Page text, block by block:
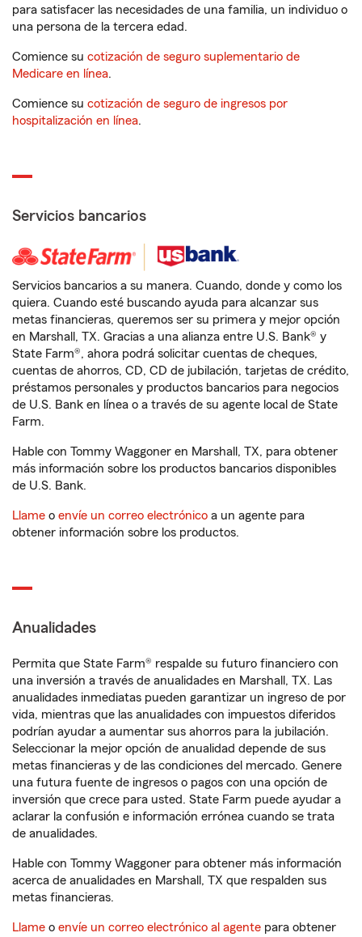
para satisfacer las necesidades de una familia, un individuo o
una persona de la tercera edad.
Comience su cotización de seguro suplementario de
Medicare en línea.
Comience su cotización de seguro de ingresos por
hospitalización en línea.
Servicios bancarios
Servicios bancarios a su manera. Cuando, donde y como los
quiera. Cuando esté buscando ayuda para alcanzar sus
metas financieras, queremos ser su primera y mejor opción
en Marshall, TX. Gracias a una alianza entre U.S. Bank® y
State Farm®, ahora podrá solicitar cuentas de cheques,
cuentas de ahorros, CD, CD de jubilación, tarjetas de crédito,
préstamos personales y productos bancarios para negocios
de U.S. Bank en línea o a través de su agente local de State
Farm.
Hable con Tommy Waggoner en Marshall, TX, para obtener
más información sobre los productos bancarios disponibles
de U.S. Bank.
Llame o envíe un correo electrónico a un agente para
obtener información sobre los productos.
Anualidades
Permita que State Farm® respalde su futuro financiero con
una inversión a través de anualidades en Marshall, TX. Las
anualidades inmediatas pueden garantizar un ingreso de por
vida, mientras que las anualidades con impuestos diferidos
podrían ayudar a aumentar sus ahorros para la jubilación.
Seleccionar la mejor opción de anualidad depende de sus
metas financieras y de las condiciones del mercado. Genere
una futura fuente de ingresos o pagos con una opción de
inversión que crece para usted. State Farm puede ayudar a
aclarar la confusión e información errónea cuando se trata
de anualidades.
Hable con Tommy Waggoner para obtener más información
acerca de anualidades en Marshall, TX que respalden sus
metas financieras.
Llame o envíe un correo electrónico al agente para obtener